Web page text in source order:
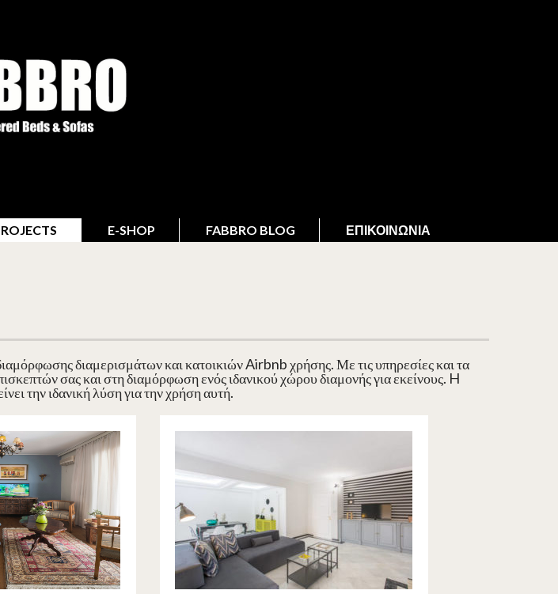
E-SHOP FABBRO BLOG ΕΠΙΚΟΙΝΩΝΊΑ
διαμερισμάτων και κατοικιών Airbnb χρήσης. Με τις υπηρεσίες και τα
σας και στη διαμόρφωση ενός ιδανικού χώρου διαμονής για εκείνους. H
την ιδανική λύση για την χρήση αυτή.